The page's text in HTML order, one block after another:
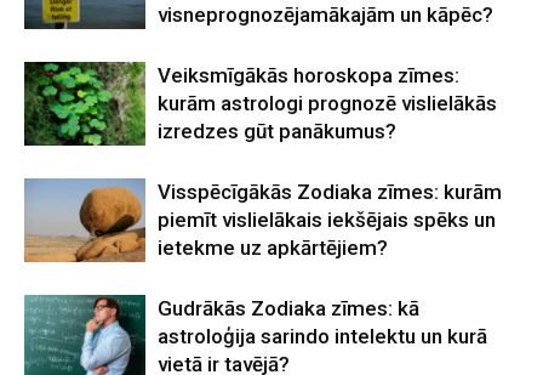
visneprognozējamākajām un kāpēc?
Veiksmīgākās horoskopa zīmes:
kurām astrologi prognozē vislielākās
izredzes gūt panākumus?
Visspēcīgākās Zodiaka zīmes: kurām
piemīt vislielākais iekšējais spēks un
ietekme uz apkārtējiem?
Gudrākās Zodiaka zīmes: kā
astroloģija sarindo intelektu un kurā
vietā ir tavējā?